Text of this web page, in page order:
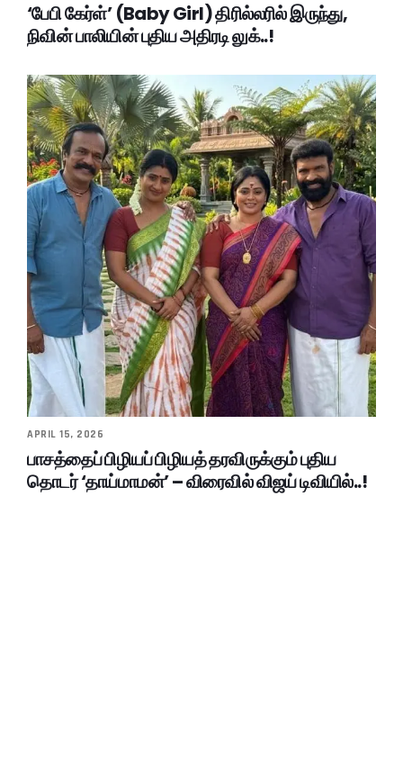
‘பேபி கேர்ள்’ (Baby Girl) திரில்லரில் இருந்து,
நிவின் பாலியின் புதிய அதிரடி லுக்..!
APRIL 15, 2026
பாசத்தைப் பிழியப் பிழியத் தரவிருக்கும் புதிய
தொடர் ‘தாய்மாமன்’ – விரைவில் விஜய் டிவியில்..!